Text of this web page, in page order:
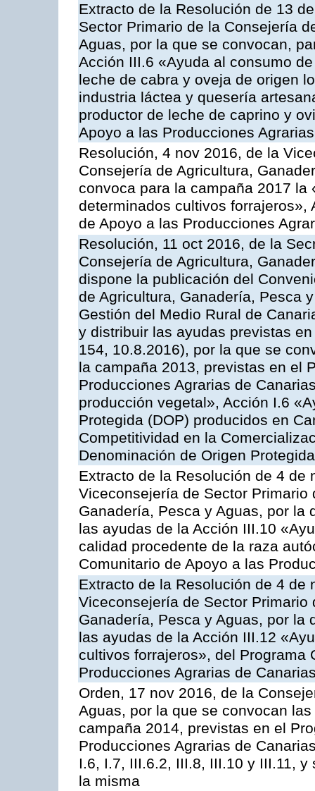
Extracto de la Resolución de 13
Sector Primario de la Consejería
Aguas, por la que se convocan,
Acción III.6 «Ayuda al consumo
leche de cabra y oveja de origen
industria láctea y quesería
productor de leche de caprino y
Apoyo a las Producciones
Resolución, 4 nov 2016, de la
Consejería de Agricultura,
convoca para la campaña 2017 la
determinados cultivos forrajeros»,
de Apoyo a las Producciones
Resolución, 11 oct 2016, de la
Consejería de Agricultura,
dispone la publicación del
de Agricultura, Ganadería, Pesca
Gestión del Medio Rural de
y distribuir las ayudas previstas
154, 10.8.2016), por la que se
la campaña 2013, previstas en el
Producciones Agrarias de
producción vegetal», Acción I.6
Protegida (DOP) producidos en
Competitividad en la
Denominación de Origen
Extracto de la Resolución de 4 de
Viceconsejería de Sector
Ganadería, Pesca y Aguas, por la
las ayudas de la Acción III.10
calidad procedente de la raza
Comunitario de Apoyo a las
Extracto de la Resolución de 4 de
Viceconsejería de Sector
Ganadería, Pesca y Aguas, por la
las ayudas de la Acción III.12
cultivos forrajeros», del Programa
Producciones Agrarias de
Orden, 17 nov 2016, de la
Aguas, por la que se convocan
campaña 2014, previstas en el
Producciones Agrarias de
I.6, I.7, III.6.2, III.8, III.10 y III.11,
la misma